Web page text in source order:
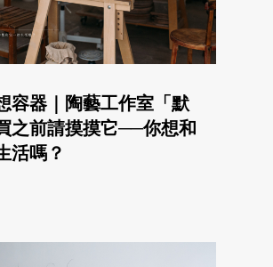
容器｜陶藝工作室「默
之前請摸摸它──你想和
活嗎？